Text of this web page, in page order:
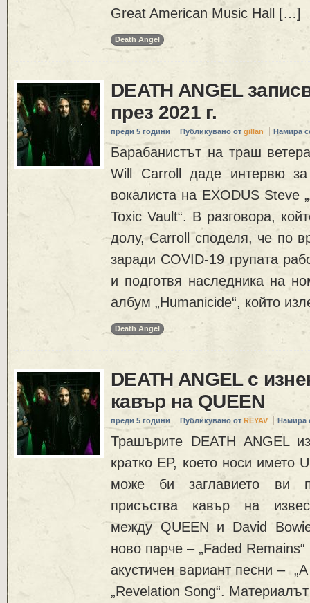
Great American Music Hall […]
Death Angel
DEATH ANGEL
през 2021 г.
преди 5 години Публикувано от gillan Намира
Барабанистът на траш
Will Carroll даде интервю
вокалиста на EXODUS Steve
Toxic Vault“. В разговора,
долу, Carroll споделя, че по
заради COVID-19 групата
и подготвя наследника на
албум „Humanicide“, който
Death Angel
DEATH ANGEL с
кавър на QUEEN
преди 5 години Публикувано от REYAV Намира
Трашърите DEATH ANGEL
кратко EP, което носи името
може би заглавието ви
присъства кавър на
между QUEEN и David
ново парче – „Faded
акустичен вариант песни –
„Revelation Song“.